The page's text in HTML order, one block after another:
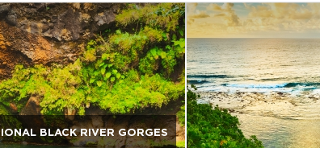
BLACK RIVER GORGES